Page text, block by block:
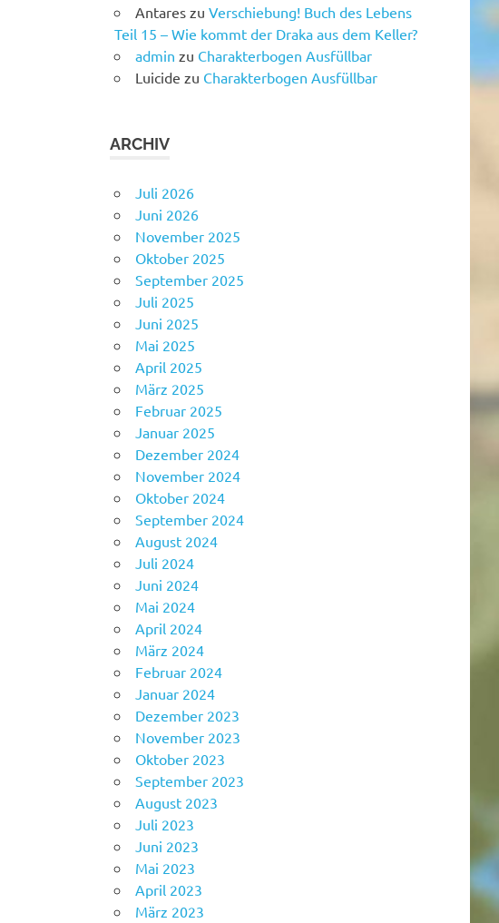
Antares zu Verschiebung! Buch des Lebens
Teil 15 – Wie kommt der Draka aus dem Keller?
admin zu Charakterbogen Ausfüllbar
Luicide zu Charakterbogen Ausfüllbar
ARCHIV
Juli 2026
Juni 2026
November 2025
Oktober 2025
September 2025
Juli 2025
Juni 2025
Mai 2025
April 2025
März 2025
Februar 2025
Januar 2025
Dezember 2024
November 2024
Oktober 2024
September 2024
August 2024
Juli 2024
Juni 2024
Mai 2024
April 2024
März 2024
Februar 2024
Januar 2024
Dezember 2023
November 2023
Oktober 2023
September 2023
August 2023
Juli 2023
Juni 2023
Mai 2023
April 2023
März 2023